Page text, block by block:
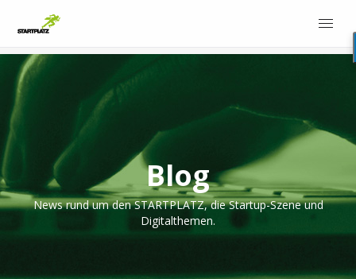
Blog
News rund um den STARTPLATZ, die Startup-Szene und
Digitalthemen.